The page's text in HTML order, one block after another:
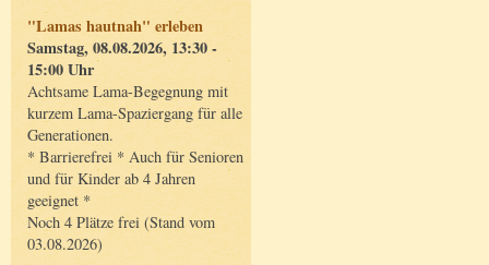
"Lamas hautnah" erleben
Samstag, 08.08.2026, 13:30 -
15:00 Uhr
Achtsame Lama-Begegnung mit
kurzem Lama-Spaziergang für alle
Generationen.
* Barrierefrei * Auch für Senioren
und für Kinder ab 4 Jahren
geeignet *
Noch 4 Plätze frei (Stand vom
03.08.2026)